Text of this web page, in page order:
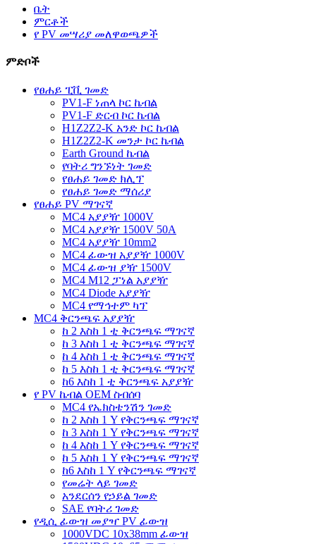
ቤት
ምርቶች
የ PV መሣሪያ መለዋወጫዎች
ምድቦች
የፀሐይ ፒቪ ገመድ
PV1-F ነጠላ ኮር ኬብል
PV1-F ድርብ ኮር ኬብል
H1Z2Z2-K አንድ ኮር ኬብል
H1Z2Z2-K መንታ ኮር ኬብል
Earth Ground ኬብል
የባትሪ ግንኙነት ገመድ
የፀሐይ ገመድ ክሊፕ
የፀሐይ ገመድ ማሰሪያ
የፀሐይ PV ማገናኛ
MC4 አያያዥ 1000V
MC4 አያያዥ 1500V 50A
MC4 አያያዥ 10mm2
MC4 ፊውዝ አያያዥ 1000V
MC4 ፊውዝ ያዥ 1500V
MC4 M12 ፓነል አያያዥ
MC4 Diode አያያዥ
MC4 የማኅተም ካፕ
MC4 ቅርንጫፍ አያያዥ
ከ 2 እስከ 1 ቲ ቅርንጫፍ ማገናኛ
ከ 3 እስከ 1 ቲ ቅርንጫፍ ማገናኛ
ከ 4 እስከ 1 ቲ ቅርንጫፍ ማገናኛ
ከ 5 እስከ 1 ቲ ቅርንጫፍ ማገናኛ
ከ6 እስከ 1 ቲ ቅርንጫፍ አያያዥ
የ PV ኬብል OEM ስብሰባ
MC4 የኤክስቴንሽን ገመድ
ከ 2 እስከ 1 Y የቅርንጫፍ ማገናኛ
ከ 3 እስከ 1 Y የቅርንጫፍ ማገናኛ
ከ 4 እስከ 1 Y የቅርንጫፍ ማገናኛ
ከ 5 እስከ 1 Y የቅርንጫፍ ማገናኛ
ከ6 እስከ 1 Y የቅርንጫፍ ማገናኛ
የመሬት ላይ ገመድ
አንደርሰን የኃይል ገመድ
SAE የባትሪ ገመድ
የዲሲ ፊውዝ መያዣ PV ፊውዝ
1000VDC 10x38mm ፊውዝ